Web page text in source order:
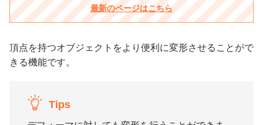
最新のページはこちら
頂点を持つオブジェクトをより便利に変形させることがで
きる機能です。
Tips